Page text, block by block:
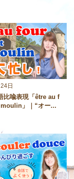
日
比喩表現「être au f
」｜“オー...